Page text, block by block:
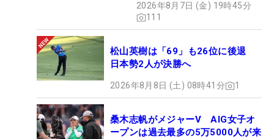
2026年8月7日 (金) 19時45分
111
松山英樹は「69」も26位に後退
日本勢2人が決勝へ
2026年8月8日 (土) 08時41分 1
桑木志帆がメジャーV AIG女子オ
ープンは過去最多の5万5000人が来